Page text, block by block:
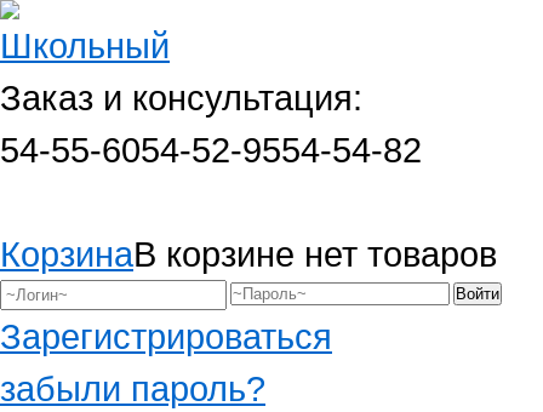
Заказ и консультация:
54-55-6054-52-9554-54-82
КорзинаВ корзине нет товаров
Зарегистрироваться
забыли пароль?